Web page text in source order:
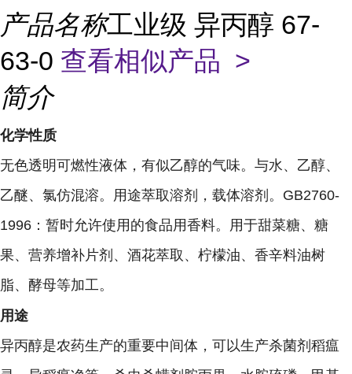
产品名称工业级 异丙醇 67-
63-0 查看相似产品 >
简介
化学性质
无色透明可燃性液体，有似乙醇的气味。与水、乙醇、
乙醚、氯仿混溶。用途萃取溶剂，载体溶剂。GB2760-
1996：暂时允许使用的食品用香料。用于甜菜糖、糖
果、营养增补片剂、酒花萃取、柠檬油、香辛料油树
脂、酵母等加工。
用途
异丙醇是农药生产的重要中间体，可以生产杀菌剂稻瘟